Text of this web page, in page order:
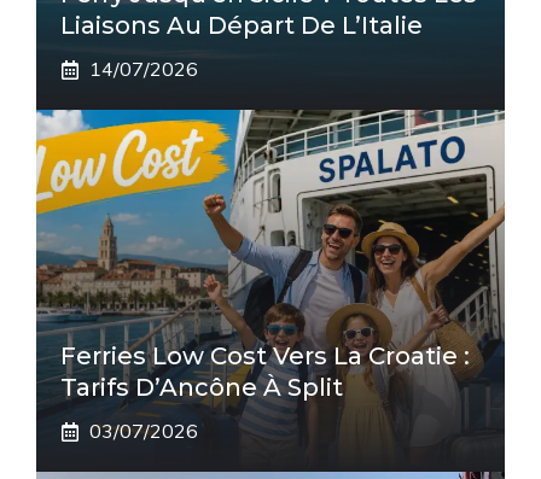
Liaisons Au Départ De L’Italie
14/07/2026
Ferries Low Cost Vers La Croatie :
Tarifs D’Ancône À Split
03/07/2026